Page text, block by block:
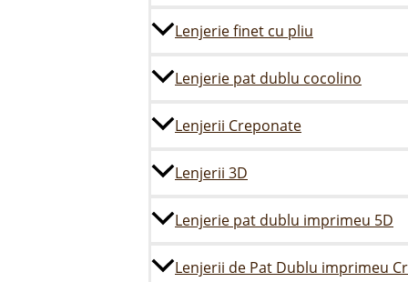
Lenjerie finet cu pliu
Lenjerie pat dublu cocolino
Lenjerii Creponate
Lenjerii 3D
Lenjerie pat dublu imprimeu 5D
Lenjerii de Pat Dublu imprimeu